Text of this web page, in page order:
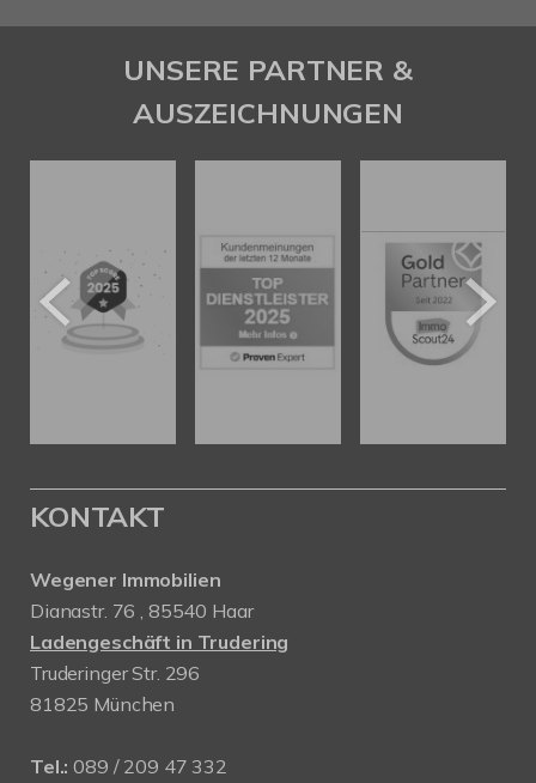
UNSERE PARTNER &
AUSZEICHNUNGEN
KONTAKT
Wegener Immobilien
Dianastr. 76 , 85540 Haar
Ladengeschäft in Trudering
Truderinger Str. 296
81825 München
Tel.: 089 / 209 47 332